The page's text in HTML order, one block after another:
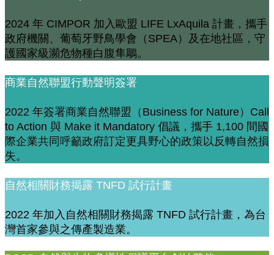
2024 年 CIMPOR 加入歐盟 LIFE LxAquila 計畫，攜手
政府機關、葡萄牙野鳥學會（SPEA）及在地社區，守
護國家級瀕危物種白腹隼鵰。
商業自然聯盟行動聲明簽署
2022 年簽署商業自然聯盟（Business for Nature）Call
to Action 與 Make it Mandatory 倡議，攜手 1,100 間國
際企業共同呼籲政府訂定更具野心的政策以反轉自然損
失。
自然相關財務揭露 TNFD 試行計畫
2022 年加入自然相關財務揭露 TNFD 試行計畫，為台
灣首家參與之傳產製造業。